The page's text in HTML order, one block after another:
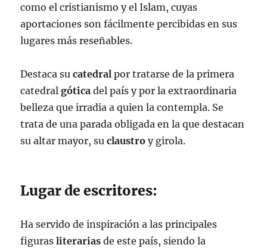
como el cristianismo y el Islam, cuyas
aportaciones son fácilmente percibidas en sus
lugares más reseñables.
Destaca sucatedralpor tratarse de la primera
catedralgóticadel país y por la extraordinaria
belleza que irradia a quien la contempla. Se
trata de una parada obligada en la que destacan
su altar mayor, suclaustroy girola.
Lugar de escritores:
Ha servido de inspiración a las principales
figurasliterarias de este país, siendo la